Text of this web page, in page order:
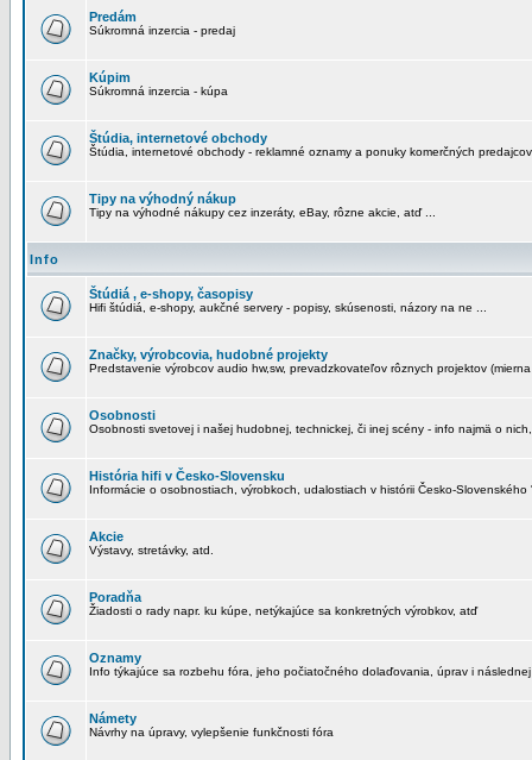
Predám
Súkromná inzercia - predaj
Kúpim
Súkromná inzercia - kúpa
Štúdia, internetové obchody
Štúdia, internetové obchody - reklamné oznamy a ponuky komerčných predajcov
Tipy na výhodný nákup
Tipy na výhodné nákupy cez inzeráty, eBay, rôzne akcie, atď ...
Info
Štúdiá , e-shopy, časopisy
Hifi štúdiá, e-shopy, aukčné servery - popisy, skúsenosti, názory na ne ...
Značky, výrobcovia, hudobné projekty
Predstavenie výrobcov audio hw,sw, prevadzkovateľov rôznych projektov
Osobnosti
Osobnosti svetovej i našej hudobnej, technickej, či inej scény - info najmä o
História hifi v Česko-Slovensku
Informácie o osobnostiach, výrobkoch, udalostiach v histórii Česko-Slovenského
Akcie
Výstavy, stretávky, atd.
Poradňa
Žiadosti o rady napr. ku kúpe, netýkajúce sa konkretných výrobkov, atď
Oznamy
Info týkajúce sa rozbehu fóra, jeho počiatočného dolaďovania, úprav i
Námety
Návrhy na úpravy, vylepšenie funkčnosti fóra